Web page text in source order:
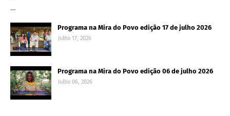
…
Programa na Mira do Povo edição 17 de julho 2026
Julho 17, 2026
Programa na Mira do Povo edição 06 de julho 2026
Julho 06, 2026